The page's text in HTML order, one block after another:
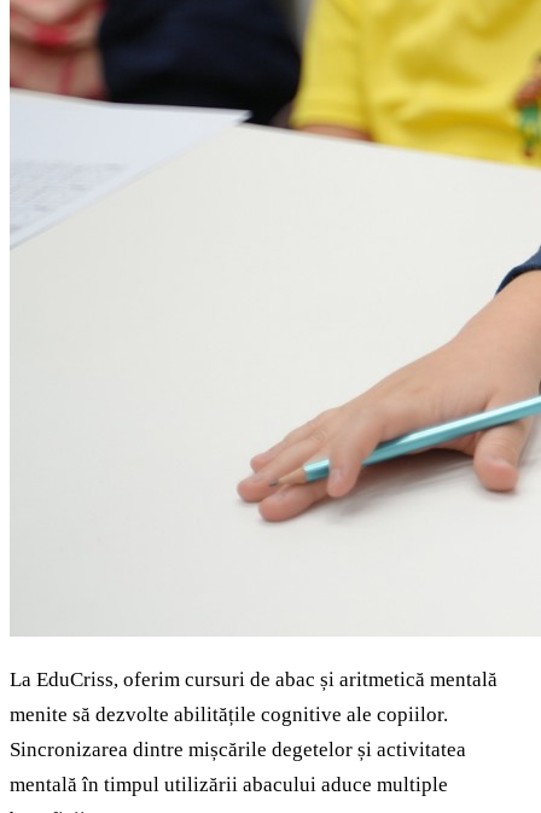
La EduCriss, oferim cursuri de abac și aritmetică mentală
menite să dezvolte abilitățile cognitive ale copiilor.
Sincronizarea dintre mișcările degetelor și activitatea
mentală în timpul utilizării abacului aduce multiple